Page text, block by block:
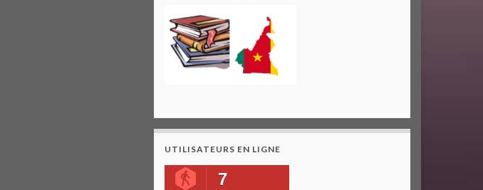
UTILISATEURS EN LIGNE
7